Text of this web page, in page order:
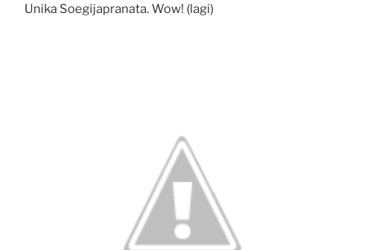
Unika Soegijapranata. Wow! (lagi)